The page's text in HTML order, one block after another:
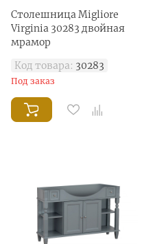
Столешница Migliore
Virginia 30283 двойная
мрамор
Код товара: 30283
Под заказ